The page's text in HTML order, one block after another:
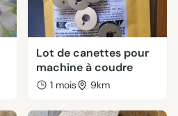
Lot de canettes pour
machine à coudre
1 mois 9km